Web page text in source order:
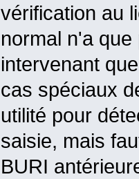
vérification au
normal n'a
intervenant
cas spéciaux
utilité pour
saisie, mais
BURI